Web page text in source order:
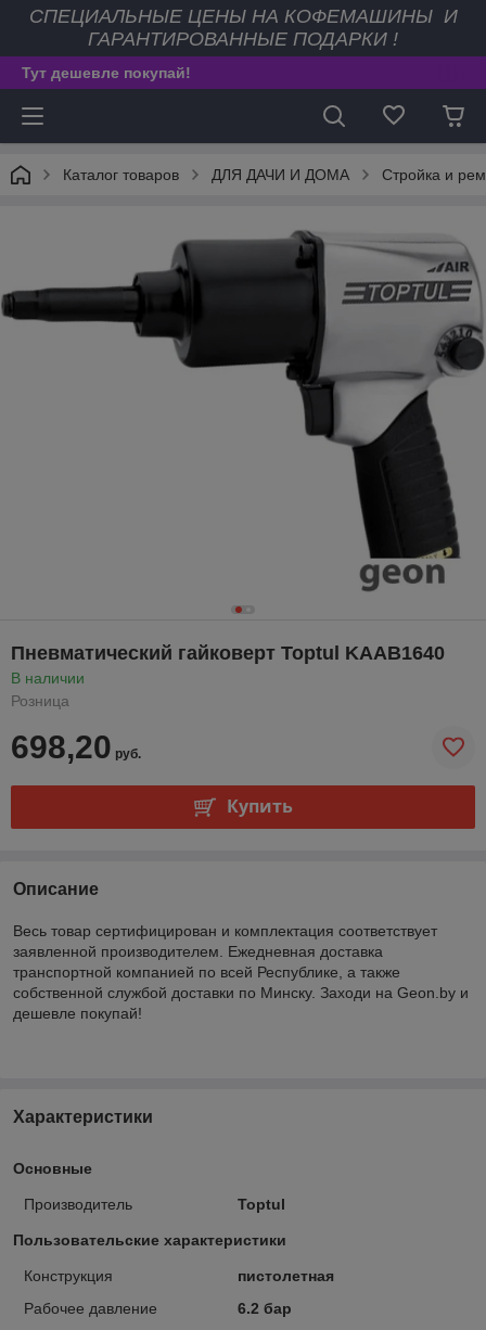
СПЕЦИАЛЬНЫЕ ЦЕНЫ НА КОФЕМАШИНЫ И
ГАРАНТИРОВАННЫЕ ПОДАРКИ !
Тут дешевле покупай!
Каталог товаров ДЛЯ ДАЧИ И ДОМА Стройка и
Пневматический гайковерт Toptul KAAB1640
В наличии
Розница
698,20 руб.
Купить
Описание
Весь товар сертифицирован и комплектация соответствует
заявленной производителем. Ежедневная доставка
транспортной компанией по всей Республике, а также
собственной службой доставки по Минску. Заходи на Geon.by и
дешевле покупай!
Характеристики
Основные
Производитель Toptul
Пользовательские характеристики
Конструкция
пистолетная
Рабочее давление
6.2 бар